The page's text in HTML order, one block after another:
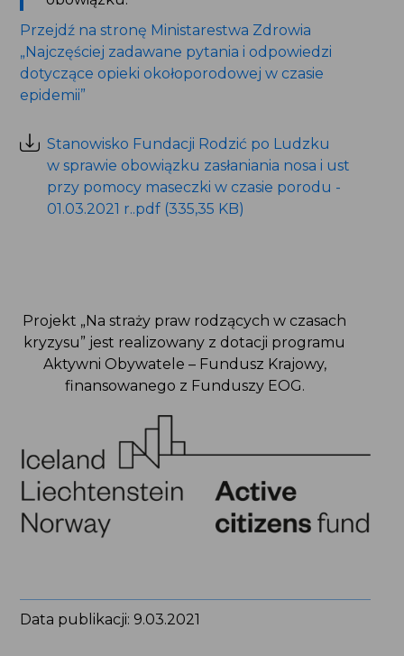
Przejdź na stronę Ministarestwa Zdrowia
„Najczęściej zadawane pytania i odpowiedzi
dotyczące opieki okołoporodowej w czasie
epidemii”
Stanowisko Fundacji Rodzić po Ludzku
w sprawie obowiązku zasłaniania nosa i ust
przy pomocy maseczki w czasie porodu -
01.03.2021 r..pdf (335,35 KB)
Projekt „Na straży praw rodzących w czasach
kryzysu” jest realizowany z dotacji programu
Aktywni Obywatele – Fundusz Krajowy,
finansowanego z Funduszy EOG.
Data publikacji: 9.03.2021